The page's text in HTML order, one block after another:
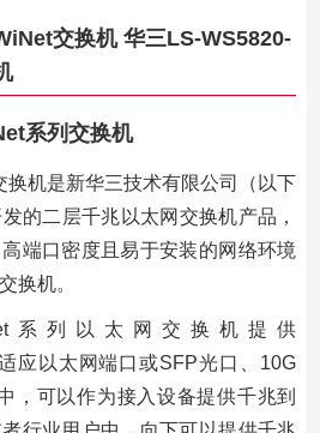
交换机 华三LS-WS5820-
系列交换机
换机是新华三技术有限公司（以下
的二层千兆以太网交换机产品，
端口密度且易于安装的网络环境
换机。
系列以太网交换机提供
应以太网端口或SFP光口、10G
，可以作为接入设备提供千兆到